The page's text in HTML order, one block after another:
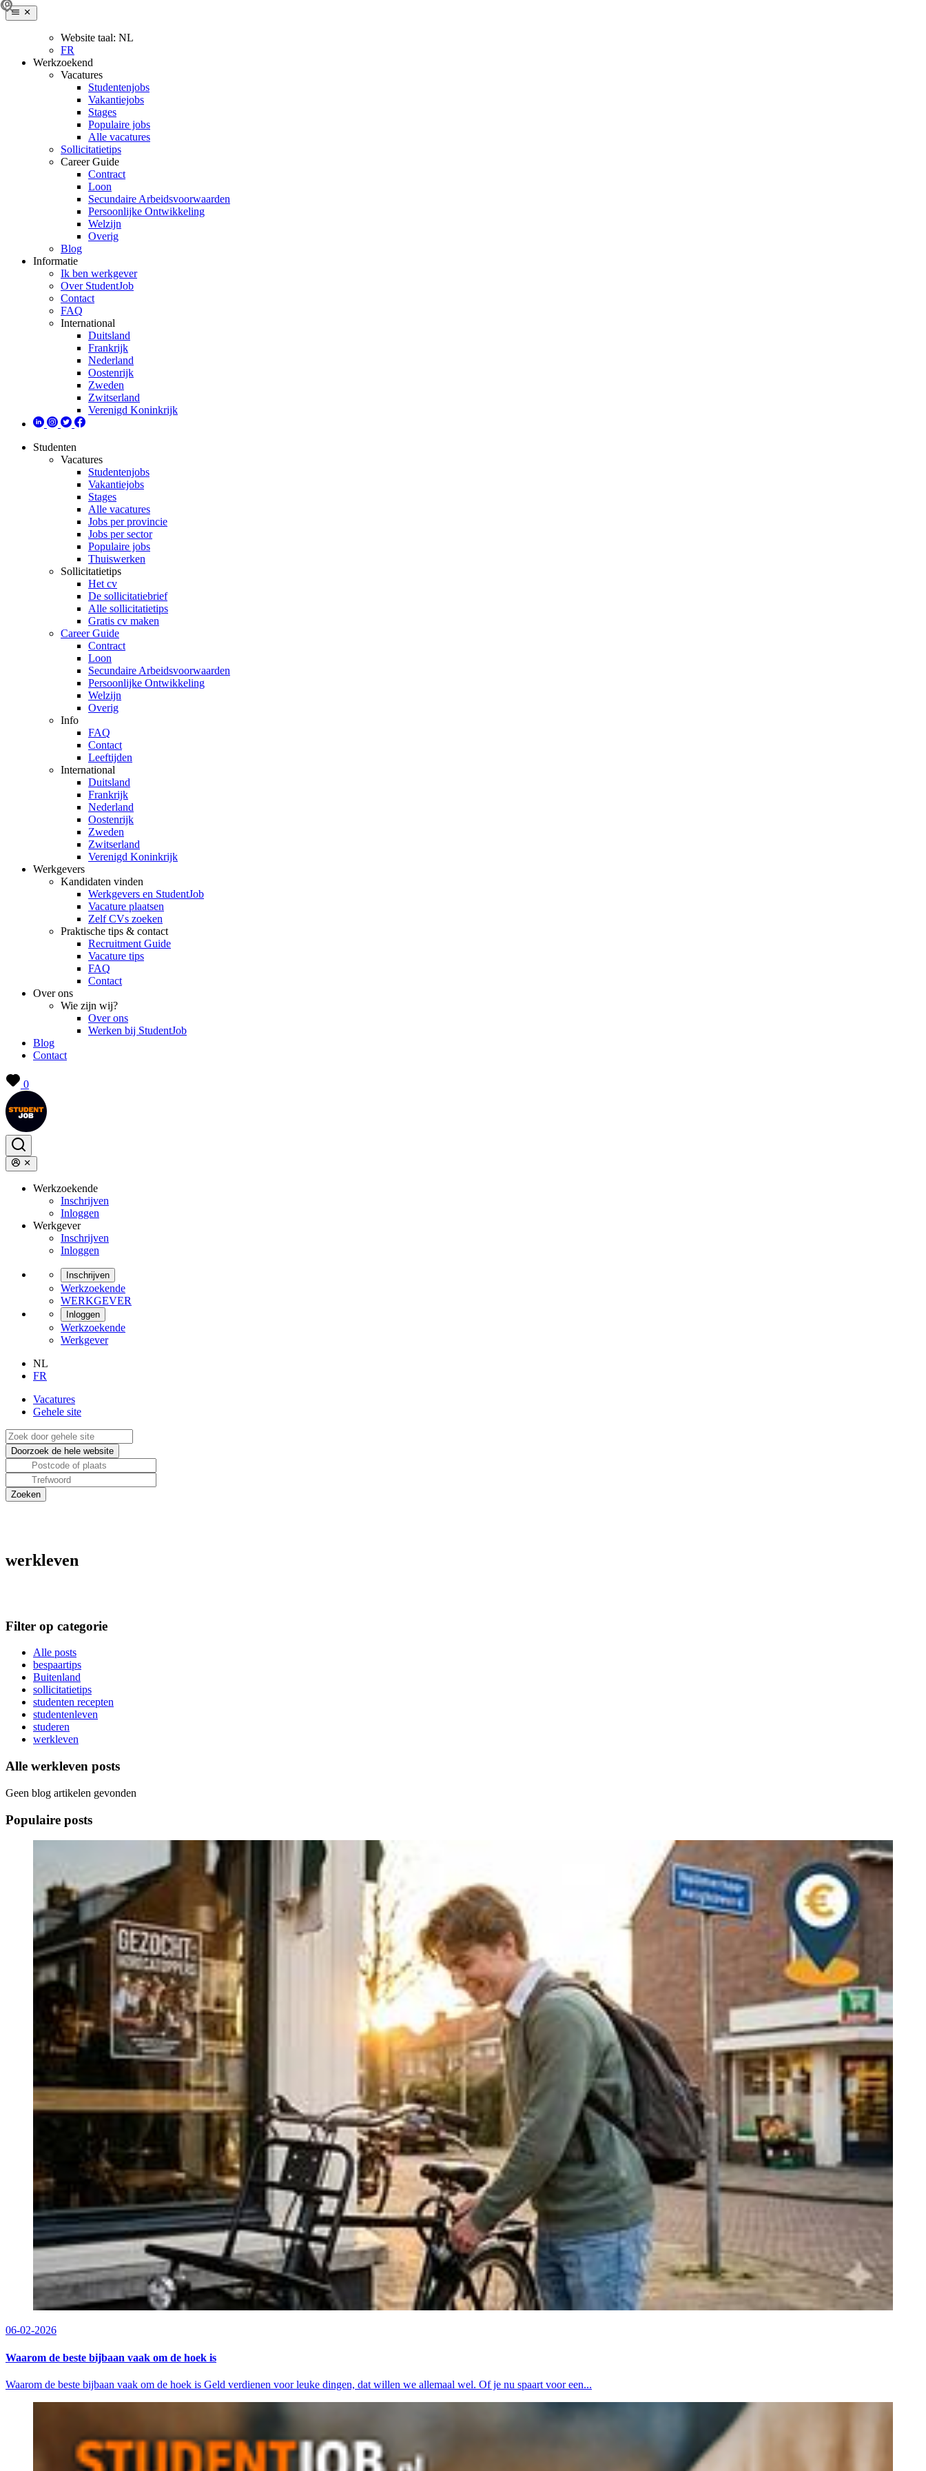
Website taal: NL
FR
Werkzoekend
Vacatures
Studentenjobs
Vakantiejobs
Stages
Populaire jobs
Alle vacatures
Sollicitatietips
Career Guide
Contract
Loon
Secundaire Arbeidsvoorwaarden
Persoonlijke Ontwikkeling
Welzijn
Overig
Blog
Informatie
Ik ben werkgever
Over StudentJob
Contact
FAQ
International
Duitsland
Frankrijk
Nederland
Oostenrijk
Zweden
Zwitserland
Verenigd Koninkrijk
Studenten
Vacatures
Studentenjobs
Vakantiejobs
Stages
Alle vacatures
Jobs per provincie
Jobs per sector
Populaire jobs
Thuiswerken
Sollicitatietips
Het cv
De sollicitatiebrief
Alle sollicitatietips
Gratis cv maken
Career Guide
Contract
Loon
Secundaire Arbeidsvoorwaarden
Persoonlijke Ontwikkeling
Welzijn
Overig
Info
FAQ
Contact
Leeftijden
International
Duitsland
Frankrijk
Nederland
Oostenrijk
Zweden
Zwitserland
Verenigd Koninkrijk
Werkgevers
Kandidaten vinden
Werkgevers en StudentJob
Vacature plaatsen
Zelf CVs zoeken
Praktische tips & contact
Recruitment Guide
Vacature tips
FAQ
Contact
Over ons
Wie zijn wij?
Over ons
Werken bij StudentJob
Blog
Contact
0
Werkzoekende
Inschrijven
Inloggen
Werkgever
Inschrijven
Inloggen
Inschrijven
Werkzoekende
WERKGEVER
Inloggen
Werkzoekende
Werkgever
NL
FR
Vacatures
Gehele site
werkleven
Filter op categorie
Alle posts
bespaartips
Buitenland
sollicitatietips
studenten recepten
studentenleven
studeren
werkleven
Alle werkleven posts
Geen blog artikelen gevonden
Populaire posts
06-02-2026
Waarom de beste bijbaan vaak om de hoek is
Waarom de beste bijbaan vaak om de hoek is Geld verdienen voor leuke dingen, dat willen we allemaal wel. Of je nu spaart voor een...